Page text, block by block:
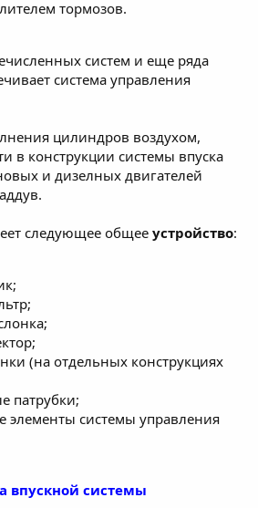
тормозов.
систем и еще ряда
система управления
цилиндров воздухом,
в конструкции системы впуска
и дизелных двигателей
следующее общее устройство:
(на отдельных конструкциях
патрубки;
элементы системы управления
впускной системы